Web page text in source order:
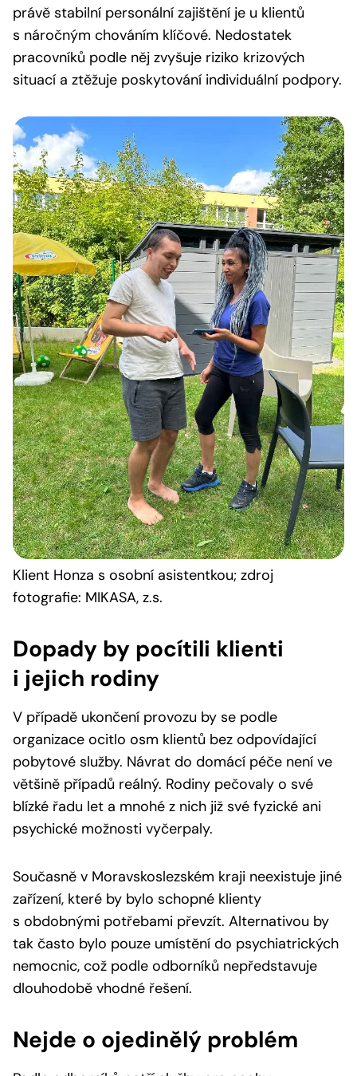
právě stabilní personální zajištění je u klientů
s náročným chováním klíčové. Nedostatek
pracovníků podle něj zvyšuje riziko krizových
situací a ztěžuje poskytování individuální podpory.
Klient Honza s osobní asistentkou; zdroj
fotografie: MIKASA, z.s.
Dopady by pocítili klienti
i jejich rodiny
V případě ukončení provozu by se podle
organizace ocitlo osm klientů bez odpovídající
pobytové služby. Návrat do domácí péče není ve
většině případů reálný. Rodiny pečovaly o své
blízké řadu let a mnohé z nich již své fyzické ani
psychické možnosti vyčerpaly.
Současně v Moravskoslezském kraji neexistuje jiné
zařízení, které by bylo schopné klienty
s obdobnými potřebami převzít. Alternativou by
tak často bylo pouze umístění do psychiatrických
nemocnic, což podle odborníků nepředstavuje
dlouhodobě vhodné řešení.
Nejde o ojedinělý problém